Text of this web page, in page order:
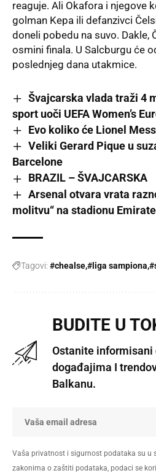
reaguje. Ali Okafora i njegove
golman Kepa ili defanzivci
doneli pobedu na suvo. Dakle,
osmini finala. U Salcburgu će
poslednjeg dana utakmice.
Švajcarska vlada traži 4
sport uoči UEFA Women’s
Evo koliko će Lionel
Veliki Gerard Pique u
Barcelone
BRAZIL – ŠVAJCARSKA
Arsenal otvara vrata
molitvu“ na stadionu
Tagovi: #chealse#liga sampiona
BUDITE U
Ostanite
događajima I
Balkanu.
Vaša privatnost i sigurnost podataka su u
zakonima o zaštiti podataka, podaci se